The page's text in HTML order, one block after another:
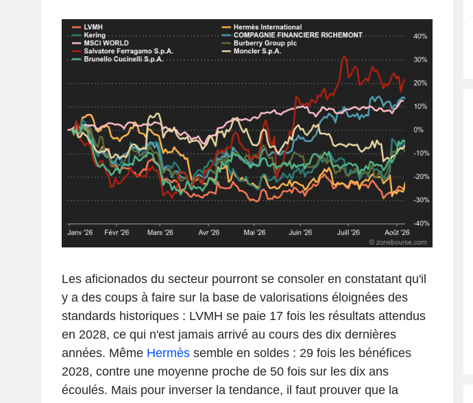
Les aficionados du secteur pourront se consoler en constatant qu'il
y a des coups à faire sur la base de valorisations éloignées des
standards historiques : LVMH se paie 17 fois les résultats attendus
en 2028, ce qui n'est jamais arrivé au cours des dix dernières
années. Même Hermèssemble en soldes : 29 fois les bénéfices
2028, contre une moyenne proche de 50 fois sur les dix ans
écoulés. Mais pour inverser la tendance, il faut prouver que la